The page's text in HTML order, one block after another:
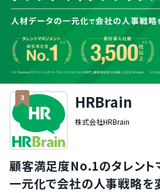
3 HRBrain
株式会社HRBrain
顧客満足度No.1のタレント
一元化で会社の人事戦略を